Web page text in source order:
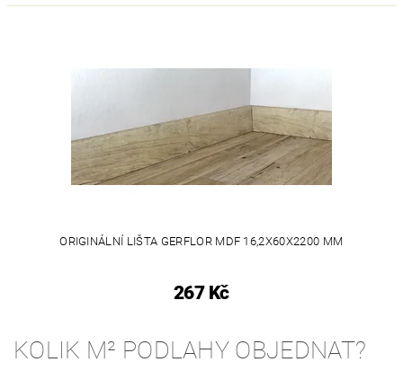
ORIGINÁLNÍ LIŠTA GERFLOR MDF 16,2X60X2200 MM
267 Kč
KOLIK M² PODLAHY OBJEDNAT?